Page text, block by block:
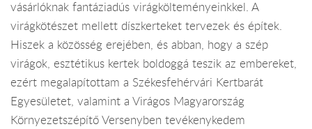
vásárlóknak fantáziadús virágkölteményeinkkel. A
virágkötészet mellett díszkerteket tervezek és építek.
Hiszek a közösség erejében, és abban, hogy a szép
virágok, esztétikus kertek boldoggá teszik az embereket,
ezért megalapítottam a Székesfehérvári Kertbarát
Egyesületet, valamint a Virágos Magyarország
Környezetszépítő Versenyben tevékenykedem